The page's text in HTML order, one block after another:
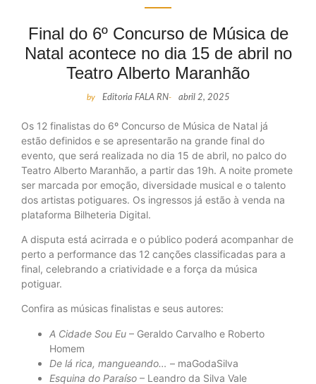
Final do 6º Concurso de Música de
Natal acontece no dia 15 de abril no
Teatro Alberto Maranhão
by Editoria FALA RN- abril 2, 2025
Os 12 finalistas do 6º Concurso de Música de Natal já
estão definidos e se apresentarão na grande final do
evento, que será realizada no dia 15 de abril, no palco do
Teatro Alberto Maranhão, a partir das 19h. A noite promete
ser marcada por emoção, diversidade musical e o talento
dos artistas potiguares. Os ingressos já estão à venda na
plataforma Bilheteria Digital.
A disputa está acirrada e o público poderá acompanhar de
perto a performance das 12 canções classificadas para a
final, celebrando a criatividade e a força da música
potiguar.
Confira as músicas finalistas e seus autores:
A Cidade Sou Eu – Geraldo Carvalho e Roberto
Homem
De lá rica, mangueando… – maGodaSilva
Esquina do Paraíso – Leandro da Silva Vale